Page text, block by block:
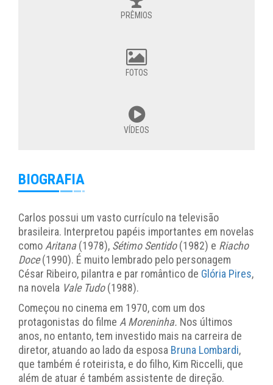
PRÊMIOS
FOTOS
VÍDEOS
BIOGRAFIA
Carlos possui um vasto currículo na televisão
brasileira. Interpretou papéis importantes em novelas
como Aritana(1978), Sétimo Sentido(1982) e Riacho
Doce(1990). É muito lembrado pelo personagem
César Ribeiro, pilantra e par romântico de Glória Pires,
na novela Vale Tudo(1988).
Começou no cinema em 1970, com um dos
protagonistas do filme A Moreninha. Nos últimos
anos, no entanto, tem investido mais na carreira de
diretor, atuando ao lado da esposa Bruna Lombardi,
que também é roteirista, e do filho, Kim Riccelli, que
além de atuar é também assistente de direção.